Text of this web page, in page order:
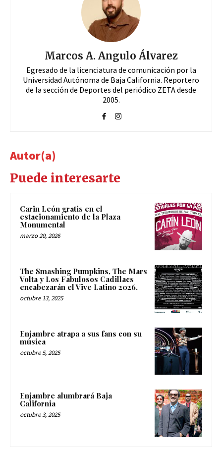
Marcos A. Angulo Álvarez
Egresado de la licenciatura de comunicación por la
Universidad Autónoma de Baja California. Reportero
de la sección de Deportes del periódico ZETA desde
2005.
Autor(a)
Puede interesarte
Carin León gratis en el
estacionamiento de la Plaza
Monumental
marzo 20, 2026
The Smashing Pumpkins, The Mars
Volta y Los Fabulosos Cadillacs
encabezarán el Vive Latino 2026.
octubre 13, 2025
Enjambre atrapa a sus fans con su
música
octubre 5, 2025
Enjambre alumbrará Baja
California
octubre 3, 2025